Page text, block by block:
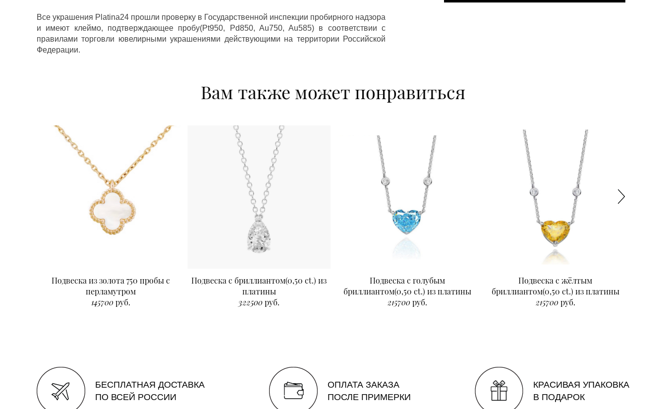
Все украшения Platina24 прошли проверку в Государственной инспекции пробирного надзора
и имеют клеймо, подтверждающее пробу(Pt950, Pd850, Au750, Au585) в соответствии с
правилами торговли ювелирными украшениями действующими на территории Российской
Федерации.
Вам также может понравиться
Подвеска из золота 750 пробы с
перламутром
145700руб.
Подвеска с бриллиантом(0,50 ct.) из
платины
322500руб.
Подвеска с голубым
бриллиантом(0,50 ct.) из платины
215700руб.
Подвеска с жёлтым
бриллиантом(0,50 ct.) из платины
215700руб.
БЕСПЛАТНАЯ ДОСТАВКА
ПО ВСЕЙ РОССИИ
ОПЛАТА ЗАКАЗА
ПОСЛЕ ПРИМЕРКИ
КРАСИВАЯ УПАКОВКА
В ПОДАРОК